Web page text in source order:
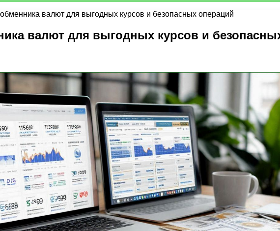
валют для выгодных курсов и безопасных операций
валют для выгодных курсов и